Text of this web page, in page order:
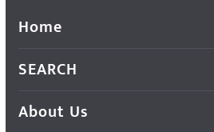
Home
SEARCH
About Us